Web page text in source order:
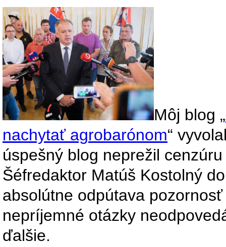
Môj blog „
nachytať agrobarónom“
úspešný blog neprežil
Šéfredaktor Matúš Kostolný
absolútne odpútava
nepríjemné otázky
ďalšie.